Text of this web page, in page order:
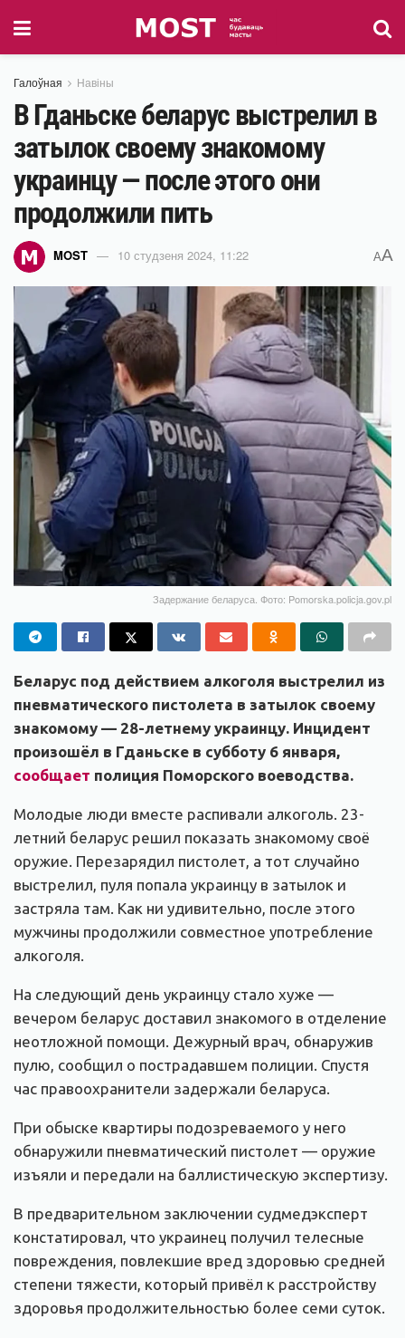
Галоўная Навіны
В Гданьске беларус выстрелил в
затылок своему знакомому
украинцу — после этого они
продолжили пить
MOST 10 студзеня 2024, 11:22 AA
Задержание беларуса. Фото: Pomorska.policja.gov.pl
Беларус под действием алкоголя выстрелил из
пневматического пистолета в затылок своему
знакомому — 28-летнему украинцу. Инцидент
произошёл в Гданьске в субботу 6 января,
сообщает полиция Поморского воеводства.
Молодые люди вместе распивали алкоголь. 23-
летний беларус решил показать знакомому своё
оружие. Перезарядил пистолет, а тот случайно
выстрелил, пуля попала украинцу в затылок и
застряла там. Как ни удивительно, после этого
мужчины продолжили совместное употребление
алкоголя.
На следующий день украинцу стало хуже —
вечером беларус доставил знакомого в отделение
неотложной помощи. Дежурный врач, обнаружив
пулю, сообщил о пострадавшем полиции. Спустя
час правоохранители задержали беларуса.
При обыске квартиры подозреваемого у него
обнаружили пневматический пистолет — оружие
изъяли и передали на баллистическую экспертизу.
В предварительном заключении судмедэксперт
констатировал, что украинец получил телесные
повреждения, повлекшие вред здоровью средней
степени тяжести, который привёл к расстройству
здоровья продолжительностью более семи суток.